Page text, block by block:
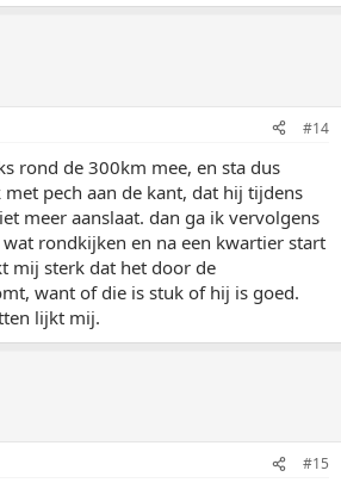
#14
rond de 300km mee, en sta dus
pech aan de kant, dat hij tijdens
meer aanslaat. dan ga ik vervolgens
rondkijken en na een kwartier start
mij sterk dat het door de
want of die is stuk of hij is goed.
lijkt mij.
#15